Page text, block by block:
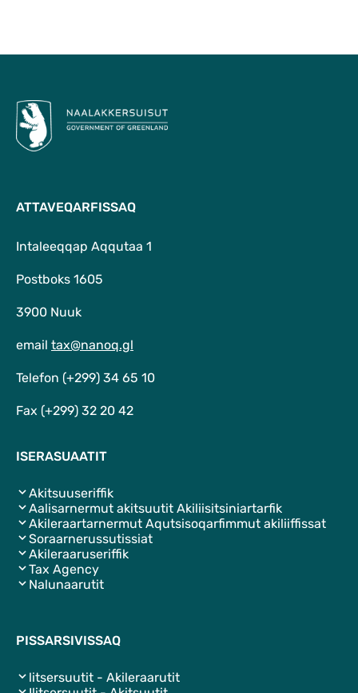
ATTAVEQARFISSAQ
Intaleeqqap Aqqutaa 1
Postboks 1605
3900 Nuuk
email tax@nanoq.gl
Telefon (+299) 34 65 10
Fax (+299) 32 20 42
ISERASUAATIT
Akitsuuseriffik
Aalisarnermut akitsuutit Akiliisitsiniartarfik
Akileraartarnermut Aqutsisoqarfimmut akiliiffissat
Soraarnerussutissiat
Akileraaruseriffik
Tax Agency
Nalunaarutit
PISSARSIVISSAQ
litsersuutit - Akileraarutit